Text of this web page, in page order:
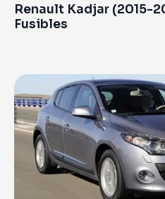
Renault Kadjar (2015-
Fusibles